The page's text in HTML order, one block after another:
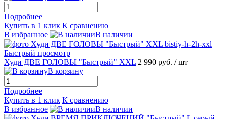
Подробнее
Купить в 1 клик К сравнению
В избранное
В наличии
Быстрый просмотр
Худи ДВЕ ГОЛОВЫ "Быстрый" XXL 2 990 руб. / шт
В корзину
Подробнее
Купить в 1 клик К сравнению
В избранное
В наличии